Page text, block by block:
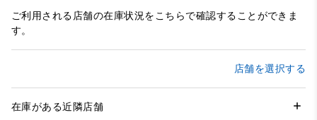
ご利用される店舗の在庫状況をこちらで確認することができま
す。
店舗を選択する
在庫がある近隣店舗